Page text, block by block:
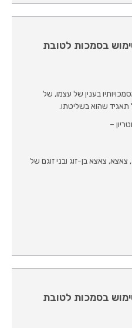
בסמכות לטובת
בענין של עצמו, של
תאגיד שהוא בשליטתו.
–
צאצא, צאצא בן-זוג ובני זוגם של
בסמכות לטובת